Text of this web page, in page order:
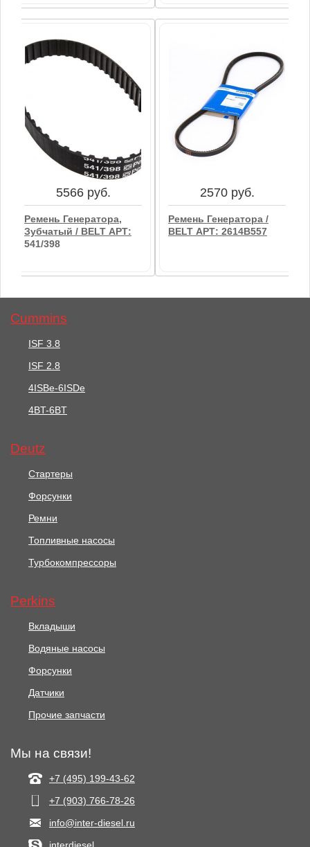
Ремень Вентилятора /
BELT FAN АРТ:
2614E012
В корзину
6382 руб.
Ремень Вентилятора /
BELT FAN АРТ:
В корзину
5566 руб.
Ремень Генератора,
Зубчатый / BELT АРТ:
541/398
5566 руб.
Ремень Генератора,
2570 руб.
Ремень Генератора /
BELT АРТ: 2614B557
Cummins
ISF 3.8
ISF 2.8
4ISBe-6ISDe
4BT-6BT
Deutz
Стартеры
Форсунки
Ремни
Топливные насосы
Турбокомпрессоры
Perkins
Вкладыши
Водяные насосы
Форсунки
Датчики
Прочие запчасти
Мы на связи!
+7 (495) 199-43-62
+7 (903) 766‑78-26
info@inter-diesel.ru
interdiesel